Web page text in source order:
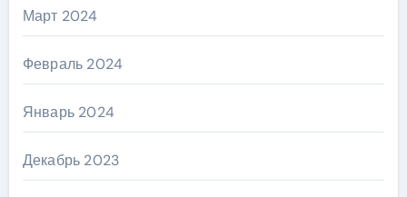
Март 2024
Февраль 2024
Январь 2024
Декабрь 2023